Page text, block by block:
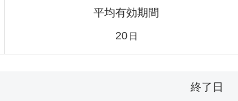
平均有効期間
20 日
終了日